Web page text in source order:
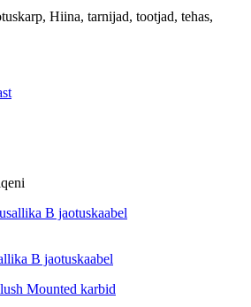
Hiina, tarnijad, tootjad, tehas,
B jaotuskaabel